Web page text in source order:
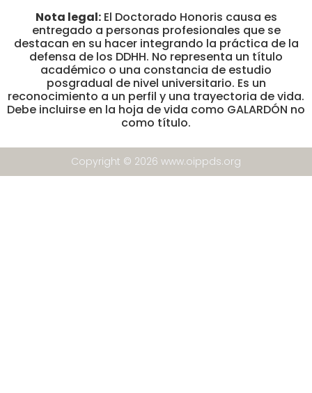
Nota legal:El Doctorado Honoris causa es
entregado a personas profesionales que se
destacan en su hacer integrando la práctica de la
defensa de los DDHH. No representa un título
académico o una constancia de estudio
posgradual de nivel universitario. Es un
reconocimiento a un perfil y una trayectoria de vida.
Debe incluirse en la hoja de vida como GALARDÓN no
como título.
Copyright © 2026 www.oippds.org